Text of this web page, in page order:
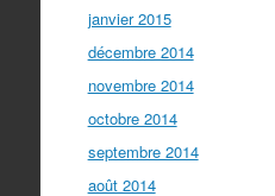
janvier 2015
décembre 2014
novembre 2014
octobre 2014
septembre 2014
août 2014